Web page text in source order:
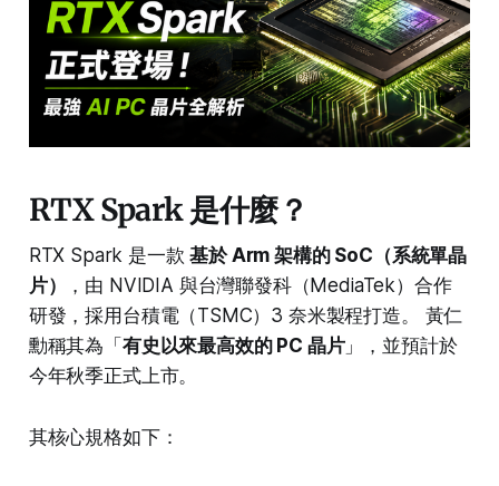
RTX Spark 是什麼？
RTX Spark 是一款基於 Arm 架構的 SoC（系統單晶
片）
，由 NVIDIA 與台灣聯發科（MediaTek）合作
研發，採用台積電（TSMC）3 奈米製程打造。 黃仁
勳稱其為「 有史以來最高效的 PC 晶片」，並預計於
今年秋季正式上市。
其核心規格如下：